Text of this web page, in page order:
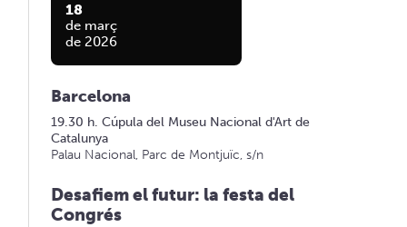
18
de març
de 2026
Barcelona
19.30 h. Cúpula del Museu Nacional d'Art de
Catalunya
Palau Nacional, Parc de Montjuïc, s/n
Desafiem el futur: la festa del
Congrés